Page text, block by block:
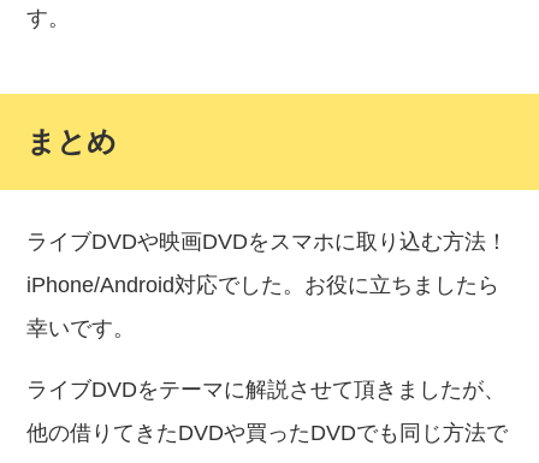
す。
まとめ
ライブDVDや映画DVDをスマホに取り込む方法！
iPhone/Android対応でした。お役に立ちましたら
幸いです。
ライブDVDをテーマに解説させて頂きましたが、
他の借りてきたDVDや買ったDVDでも同じ方法で